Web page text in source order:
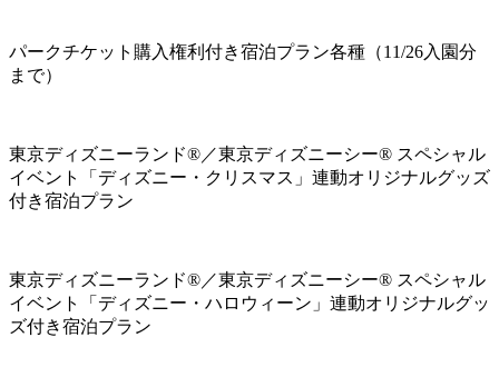
パークチケット購入権利付き宿泊プラン各種（11/26入園分
まで）
東京ディズニーランド®／東京ディズニーシー® スペシャル
イベント「ディズニー・クリスマス」連動オリジナルグッズ
付き宿泊プラン
東京ディズニーランド®／東京ディズニーシー® スペシャル
イベント「ディズニー・ハロウィーン」連動オリジナルグッ
ズ付き宿泊プラン